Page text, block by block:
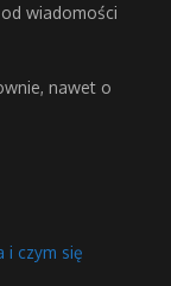
wiadomości
nawet o
i czym się